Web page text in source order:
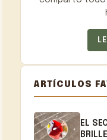
ARTÍCULOS
EL